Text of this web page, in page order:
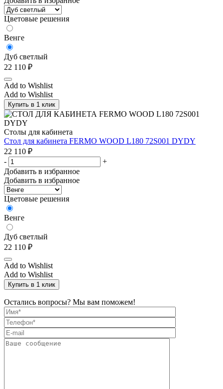
Цветовые решения
Венге
Дуб светлый
22 110 ₽
Add to Wishlist
Add to Wishlist
Купить в 1 клик
Столы для кабинета
Стол для кабинета FERMO WOOD L180 72S001 DYDY
22 110 ₽
-
+
Добавить в избранное
Добавить в избранное
Цветовые решения
Венге
Дуб светлый
22 110 ₽
Add to Wishlist
Add to Wishlist
Купить в 1 клик
Остались вопросы? Мы вам поможем!